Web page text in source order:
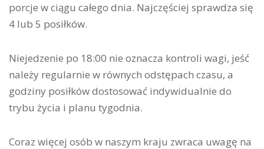
porcje w ciągu całego dnia. Najczęściej sprawdza się
4 lub 5 posiłków.
Niejedzenie po 18:00 nie oznacza kontroli wagi, jeść
należy regularnie w równych odstępach czasu, a
godziny posiłków dostosować indywidualnie do
trybu życia i planu tygodnia.
Coraz więcej osób w naszym kraju zwraca uwagę na